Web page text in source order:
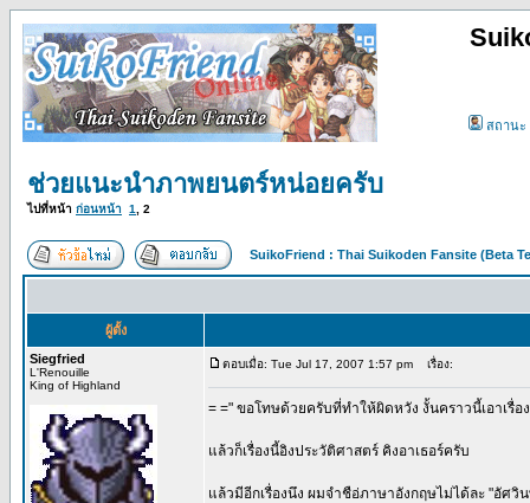
สถานะ
ช่วยแนะนำภาพยนตร์หน่อยครับ
ไปที่หน้า ก่อนหน้า 1 2
SuikoFriend : Thai Suikoden Fansite (Beta
ผู้ตั้ง
Siegfried
L'Renouille
King of Highland
ตอบเมื่อ: Tue Jul 17, 2007 1:57 pm เรื่อง:
= =" ขอโทษด้วยครับที่ทําให้ผิดหวัง งั้นคราวนี้เอาเรื่
แล้วก็เรื่องนี้อิงประวัติศาสตร์ คิงอาเธอร์ครับ
แล้วมีอีกเรื่องนึง ผมจําชือ่ภาษาอังกฤษไม่ได้ละ "อัศวิ